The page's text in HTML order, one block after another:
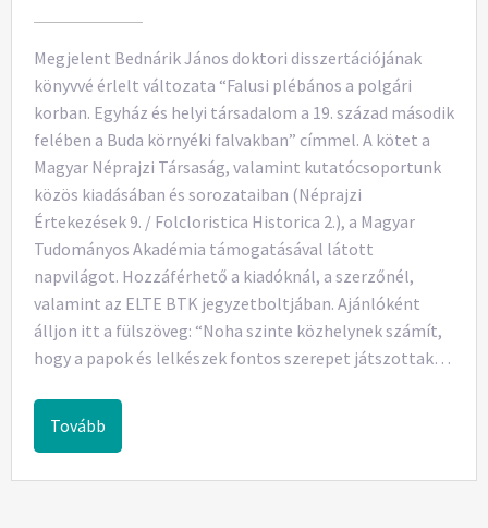
Megjelent Bednárik János doktori disszertációjának
könyvvé érlelt változata “Falusi plébános a polgári
korban. Egyház és helyi társadalom a 19. század második
felében a Buda környéki falvakban” címmel. A kötet a
Magyar Néprajzi Társaság, valamint kutatócsoportunk
közös kiadásában és sorozataiban (Néprajzi
Értekezések 9. / Folcloristica Historica 2.), a Magyar
Tudományos Akadémia támogatásával látott
napvilágot. Hozzáférhető a kiadóknál, a szerzőnél,
valamint az ELTE BTK jegyzetboltjában. Ajánlóként
álljon itt a fülszöveg: “Noha szinte közhelynek számít,
hogy a papok és lelkészek fontos szerepet játszottak…
Tovább